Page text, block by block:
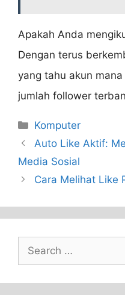
Apakah Anda
Dengan terus
yang tahu akun
jumlah follower
Categories
Komputer
Auto Like Aktif:
Media Sosial
Cara Melihat Like
Search
for: